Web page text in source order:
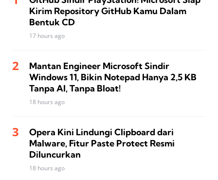
Kirim Repository GitHub Kamu Dalam
Bentuk CD
17 hours ago
Mantan Engineer Microsoft Sindir
Windows 11, Bikin Notepad Hanya 2,5 KB
Tanpa AI, Tanpa Bloat!
18 hours ago
Opera Kini Lindungi Clipboard dari
Malware, Fitur Paste Protect Resmi
Diluncurkan
18 hours ago